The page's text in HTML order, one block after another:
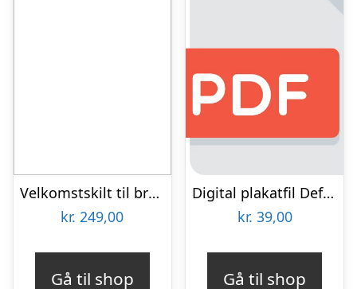
Velkomstskilt til bryllup
kr. 249,00
Gå til shop
Digital plakatfil Default Title
kr. 39,00
Gå til shop